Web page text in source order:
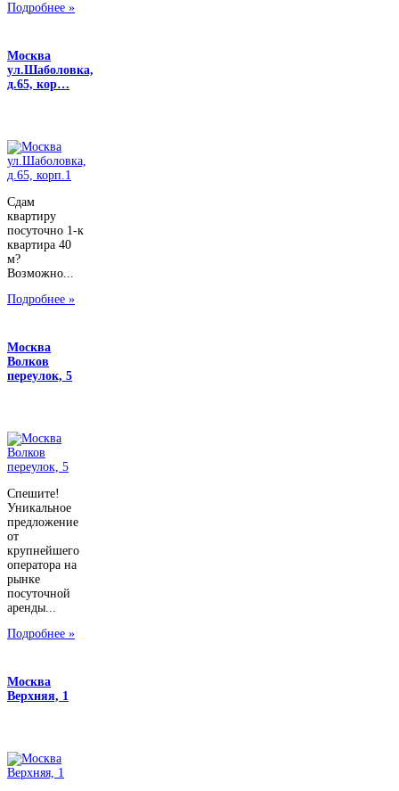
Подробнее »
Москва
ул.Шаболовка,
д.65, кор…
Сдам
квартиру
посуточно 1-к
квартира 40
м?
Возможно...
Подробнее »
Москва
Волков
переулок, 5
Спешите!
Уникальное
предложение
от
крупнейшего
оператора на
рынке
посуточной
аренды...
Подробнее »
Москва
Верхняя, 1